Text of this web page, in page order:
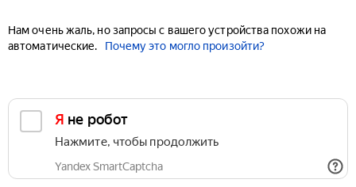
Нам очень жаль, но запросы с вашего устройства похожи на
автоматические.
Почему это могло произойти?
Я не робот
Нажмите, чтобы продолжить
Yandex SmartCaptcha